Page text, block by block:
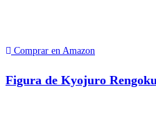
Comprar en Amazon
Figura de Kyojuro